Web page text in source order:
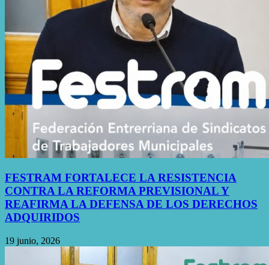
FESTRAM FORTALECE LA RESISTENCIA
CONTRA LA REFORMA PREVISIONAL Y
REAFIRMA LA DEFENSA DE LOS DERECHOS
ADQUIRIDOS
19 junio, 2026